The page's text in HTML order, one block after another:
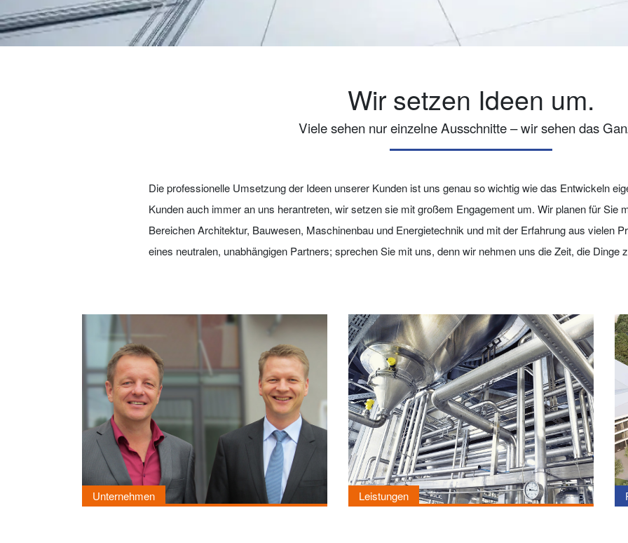
Wir setzen Ideen um.
Viele sehen nur einzelne Ausschnitte – wir sehen das
Die professionelle Umsetzung der Ideen unserer Kunden ist uns genau so wichtig wie das Entwickeln
Kunden auch immer an uns herantreten, wir setzen sie mit großem Engagement um. Wir planen für Sie
Bereichen Architektur, Bauwesen, Maschinenbau und Energietechnik und mit der Erfahrung aus vielen
eines neutralen, unabhängigen Partners; sprechen Sie mit uns, denn wir nehmen uns die Zeit, die Dinge
Unternehmen
UNTERNEHMEN
Viele sehen nur einzelne Ausschnitte –
wir sehen das Ganze.
Beraten, Planen, Steuern und
Überwachen sind unsere Aufgaben.
Leistungen